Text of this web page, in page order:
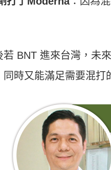
若 BNT 進來台灣，未
同時又能滿足需要混打